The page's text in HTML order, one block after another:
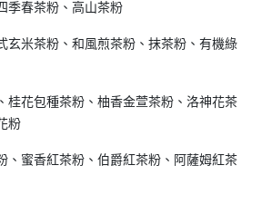
季春茶粉、高山茶粉
玄米茶粉、和風煎茶粉、抹茶粉、有機綠
桂花包種茶粉、柚香金萱茶粉、洛神花茶
粉
、蜜香紅茶粉、伯爵紅茶粉、阿薩姆紅茶